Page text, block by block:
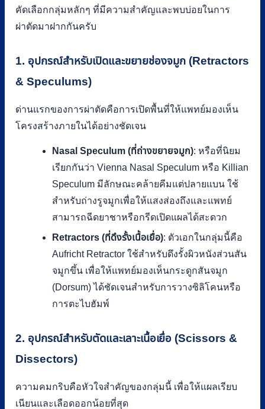
คัดเลือกกลุ่มหลักๆ ที่มีความสำคัญและพบบ่อยในการ
ผ่าตัดมาฝากกันครับ
1. อุปกรณ์สำหรับเปิดและขยายช่องจมูก (Retractors
& Speculums)
ด่านแรกของการผ่าตัดคือการเปิดพื้นที่ให้แพทย์มองเห็น
โครงสร้างภายในได้อย่างชัดเจน
Nasal Speculum (ที่ถ่างขยายจมูก): หรือที่นิยม
เรียกกันว่า Vienna Nasal Speculum หรือ Killian
Speculum มีลักษณะคล้ายคีมแต่ปลายแบน ใช้
สำหรับถ่างรูจมูกเพื่อให้แสงส่องถึงและแพทย์
สามารถฉีดยาชาหรือกรีดเปิดแผลได้สะดวก
Retractors (ที่ดึงรั้งเนื้อเยื่อ): ตัวเอกในกลุ่มนี้คือ
Aufricht Retractor ใช้สำหรับดึงรั้งผิวหนังส่วนสัน
จมูกขึ้น เพื่อให้แพทย์มองเห็นกระดูกสันจมูก
(Dorsum) ได้ชัดเจนสำหรับการวางซิลิโคนหรือ
การตะไบฮัมพ์
2. อุปกรณ์สำหรับตัดและเลาะเนื้อเยื่อ (Scissors &
Dissectors)
ความคมกริบคือหัวใจสำคัญของกลุ่มนี้ เพื่อให้แผลเรียบ
เนียนและเลือดออกน้อยที่สุด